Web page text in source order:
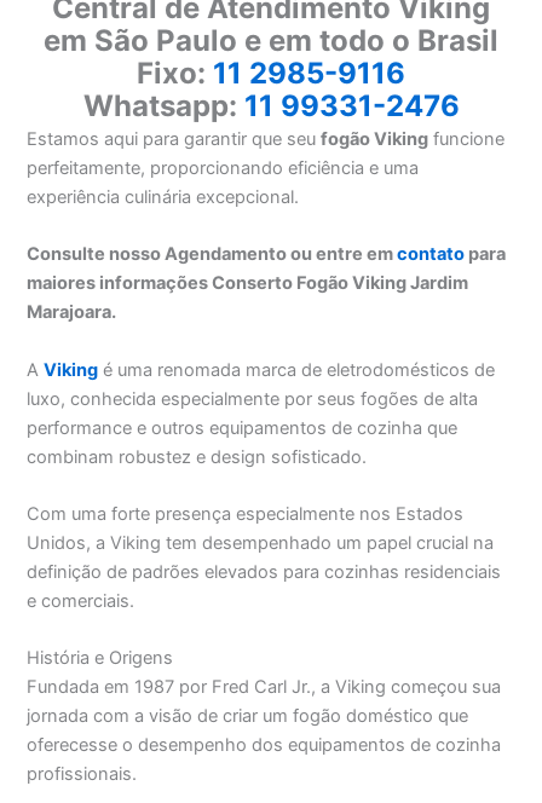
Central de Atendimento Viking
em São Paulo e em todo o Brasil
Fixo: 11 2985-9116
Whatsapp: 11 99331-2476
Estamos aqui para garantir que seufogão Viking funcione
perfeitamente, proporcionando eficiência e uma
experiência culinária excepcional.
Consulte nosso Agendamento ou entre emcontato para
maiores informações Conserto Fogão Viking Jardim
Marajoara.
AViking é uma renomada marca de eletrodomésticos de
luxo, conhecida especialmente por seus fogões de alta
performance e outros equipamentos de cozinha que
combinam robustez e design sofisticado.
Com uma forte presença especialmente nos Estados
Unidos, a Viking tem desempenhado um papel crucial na
definição de padrões elevados para cozinhas residenciais
e comerciais.
História e Origens
Fundada em 1987 por Fred Carl Jr., a Viking começou sua
jornada com a visão de criar um fogão doméstico que
oferecesse o desempenho dos equipamentos de cozinha
profissionais.